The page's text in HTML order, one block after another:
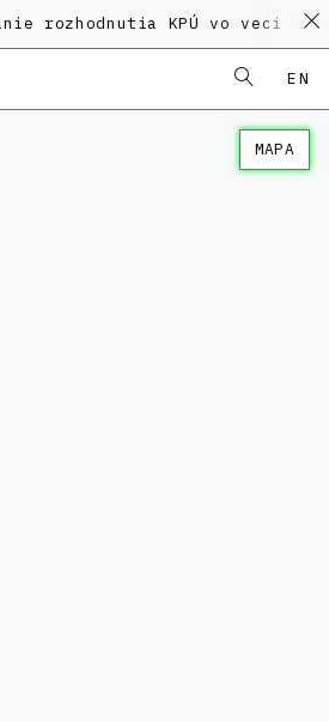
KPÚ vo veci
EN
MAPA